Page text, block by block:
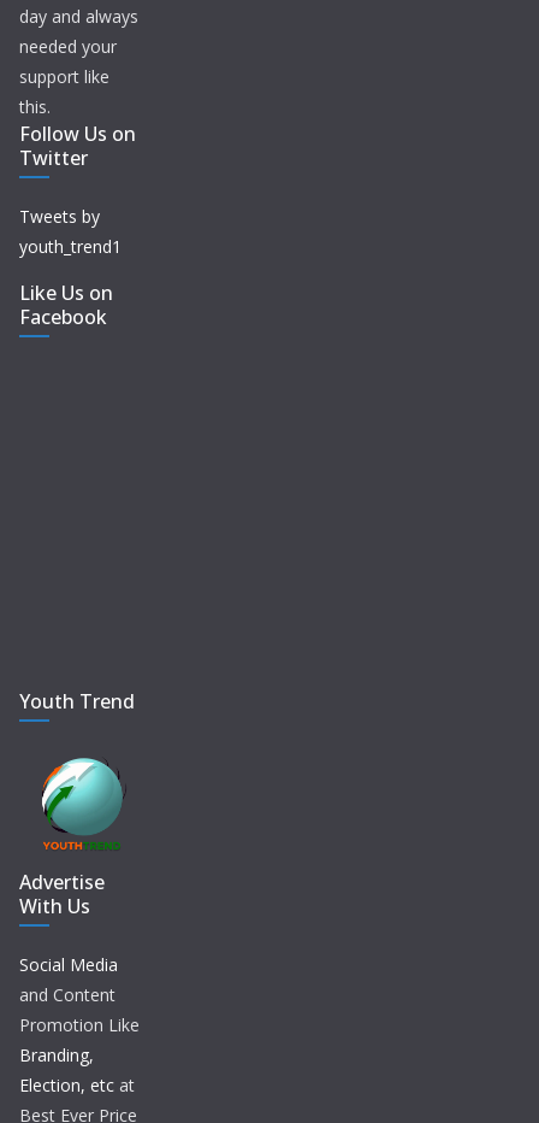
day and always
needed your
support like
this.
Follow Us on
Twitter
Tweets by
youth_trend1
Like Us on
Facebook
Youth Trend
Advertise
With Us
Social Media
and Content
Promotion Like
Branding,
Election, etc at
Best Ever Price